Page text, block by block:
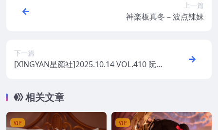
上一篇
神楽板真冬 – 波点辣妹
下一篇
[XINGYAN星颜社]2025.10.14 VOL.410 阮福
相关文章
VIP VIP